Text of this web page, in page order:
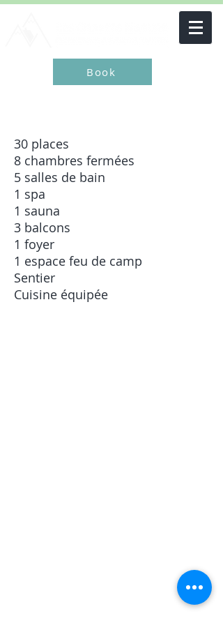
Book
30 places
8 chambres fermées
5 salles de bain
1 spa
1 sauna
3 balcons
1 foyer
1 espace feu de camp
Sentier
Cuisine équipée